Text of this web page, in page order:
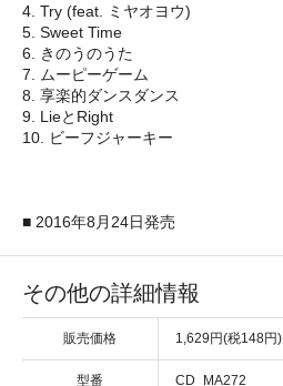
4. Try (feat. ミヤオヨウ)
5. Sweet Time
6. きのうのうた
7. ムーピーゲーム
8. 享楽的ダンスダンス
9. LieとRight
10. ビーフジャーキー
■ 2016年8月24日発売
その他の詳細情報
販売価格 1,629円(税148円)
型番 CD_MA272